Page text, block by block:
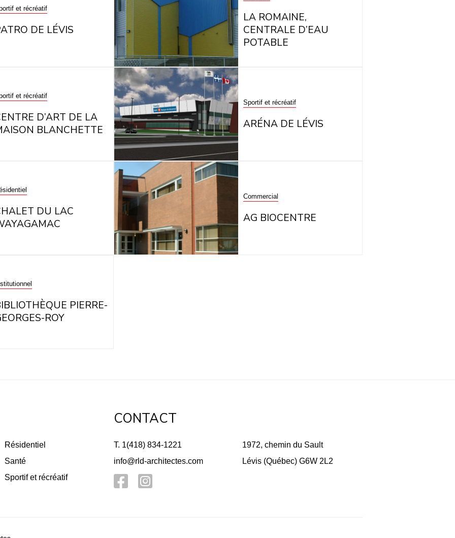
et récréatif
DE LÉVIS
LA ROMAINE,
CENTRALE D’EAU
POTABLE
et récréatif
D’ART DE LA
BLANCHETTE
Sportif et récréatif
ARÉNA DE LÉVIS
DU LAC
Commercial
AG BIOCENTRE
PIERRE-
ROY
Résidentiel
Santé
Sportif et récréatif
CONTACT
T. 1(418) 834-1221
info@rld-architectes.com
1972, chemin du Sault
Lévis (Québec) G6W 2L2